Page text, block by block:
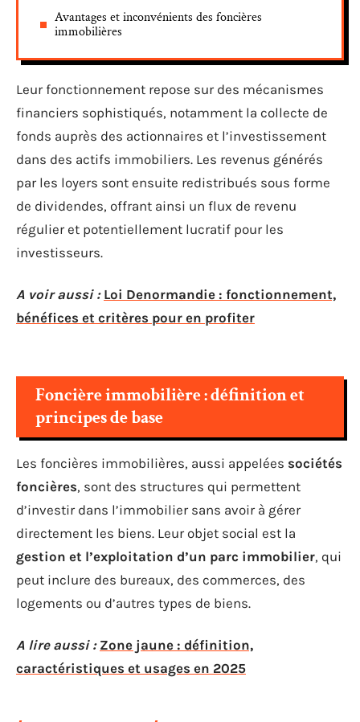
Avantages et inconvénients des foncières
immobilières
Leur fonctionnement repose sur des mécanismes
financiers sophistiqués, notamment la collecte de
fonds auprès des actionnaires et l’investissement
dans des actifs immobiliers. Les revenus générés
par les loyers sont ensuite redistribués sous forme
de dividendes, offrant ainsi un flux de revenu
régulier et potentiellement lucratif pour les
investisseurs.
A voir aussi : Loi Denormandie : fonctionnement,
bénéfices et critères pour en profiter
Foncière immobilière : définition et
principes de base
Les foncières immobilières, aussi appelées sociétés
foncières, sont des structures qui permettent
d’investir dans l’immobilier sans avoir à gérer
directement les biens. Leur objet social est la
gestion et l’exploitation d’un parc immobilier, qui
peut inclure des bureaux, des commerces, des
logements ou d’autres types de biens.
A lire aussi : Zone jaune : définition,
caractéristiques et usages en 2025